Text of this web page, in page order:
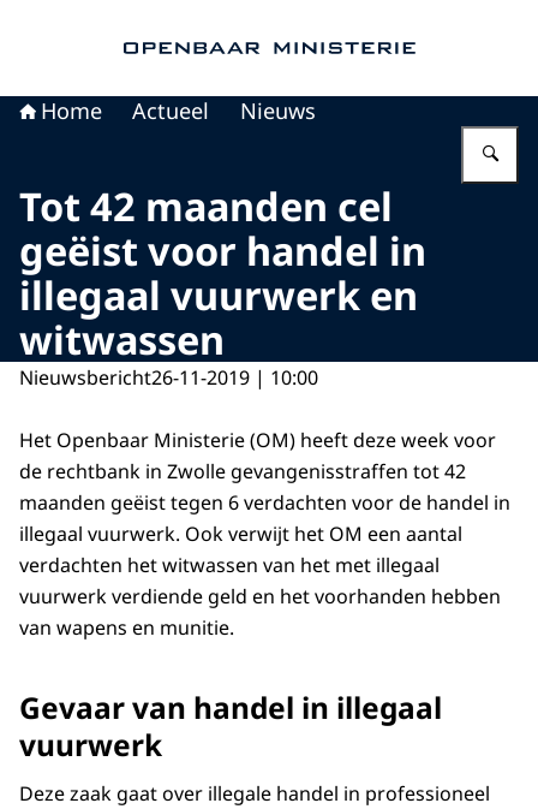
Home Actueel Nieuws
Tot 42 maanden cel
geëist voor handel in
illegaal vuurwerk en
witwassen
Nieuwsbericht26-11-2019 | 10:00
Het Openbaar Ministerie (OM) heeft deze week voor
de rechtbank in Zwolle gevangenisstraffen tot 42
maanden geëist tegen 6 verdachten voor de handel in
illegaal vuurwerk. Ook verwijt het OM een aantal
verdachten het witwassen van het met illegaal
vuurwerk verdiende geld en het voorhanden hebben
van wapens en munitie.
Gevaar van handel in illegaal
vuurwerk
Deze zaak gaat over illegale handel in professioneel